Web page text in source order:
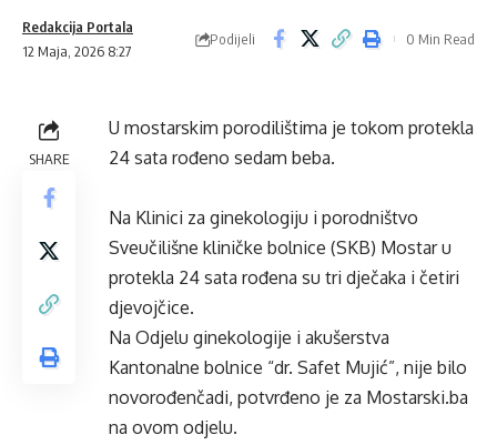
12 Maja, 2026 8:27
Redakcija Portala
Podijeli 0 Min Read
SHARE
U mostarskim porodilištima je tokom protekla
24 sata rođeno sedam beba.
Na Klinici za ginekologiju i porodništvo
Sveučilišne kliničke bolnice (SKB) Mostar u
protekla 24 sata rođena su tri dječaka i četiri
djevojčice.
Na Odjelu ginekologije i akušerstva
Kantonalne bolnice “dr. Safet Mujić”, nije bilo
novorođenčadi, potvrđeno je za Mostarski.ba
na ovom odjelu.